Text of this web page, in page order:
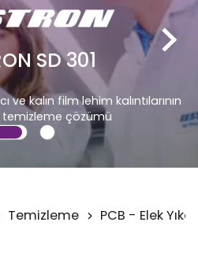
kalıntılarının
Temizleme PCB - Elek